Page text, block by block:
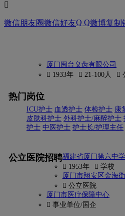

微信朋友圈微信好友Q Q微博复制
厦门闽台义齿有限公司
 1933年
 21-100人 
热门岗位
ICU护士 血透护士 体检护士 康
皮肤科护士 外科护士/麻醉护士
护士 中医护士 护士长/护理主任
公立医院招聘福建省厦门第六中学
 1953年
 学校
厦门市翔安区金海
 公立医院
厦门市医疗保障中心
 事业单位/国企